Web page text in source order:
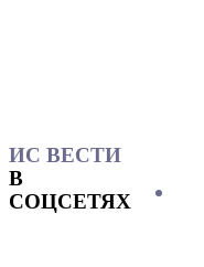
ИС ВЕСТИ
В
СОЦСЕТЯХ